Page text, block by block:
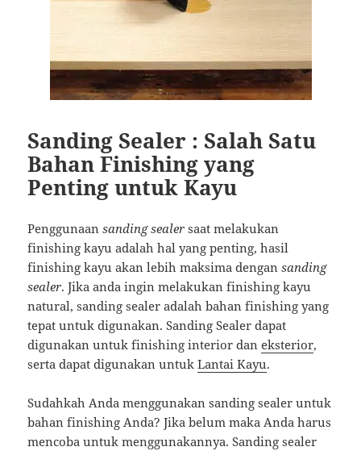
Sanding Sealer : Salah Satu
Bahan Finishing yang
Penting untuk Kayu
Penggunaansanding sealer saat melakukan
finishing kayu adalah hal yang penting, hasil
finishing kayu akan lebih maksima dengansanding
sealer. Jika anda ingin melakukan finishing kayu
natural, sanding sealer adalah bahan finishing yang
tepat untuk digunakan. Sanding Sealer dapat
digunakan untuk finishing interior daneksterior,
serta dapat digunakan untukLantai Kayu.
Sudahkah Anda menggunakan sanding sealer untuk
bahan finishing Anda? Jika belum maka Anda harus
mencoba untuk menggunakannya. Sanding sealer